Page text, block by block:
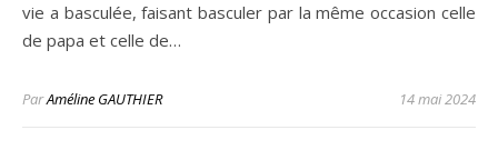
vie a basculée, faisant basculer par la même occasion celle
de papa et celle de…
ParAméline GAUTHIER 14 mai 2024